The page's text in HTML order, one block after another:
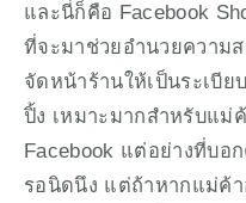
และนี่ก็คือ Facebook
ที่จะมาช่วยอำนวยความ
จัดหน้าร้านให้เป็นระเบี
ปิ้ง เหมาะมากสำหรับแม่
Facebook แต่อย่างที่บอ
รอนิดนึง แต่ถ้าหากแม่ค้